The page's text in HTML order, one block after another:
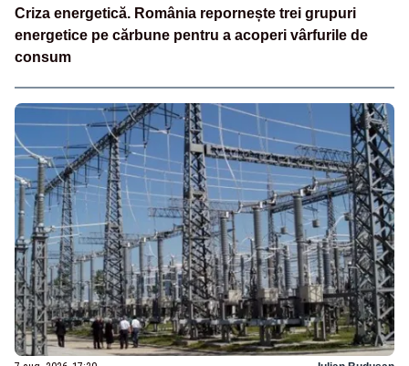
Criza energetică. România repornește trei grupuri
energetice pe cărbune pentru a acoperi vârfurile de
consum